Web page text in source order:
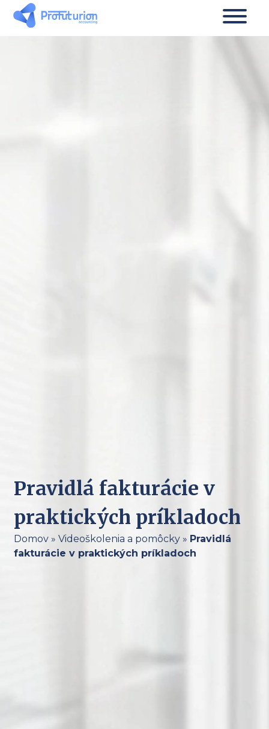
Pravidlá fakturácie v
praktických príkladoch
Domov» Videoškolenia a pomôcky» Pravidlá
fakturácie v praktických príkladoch